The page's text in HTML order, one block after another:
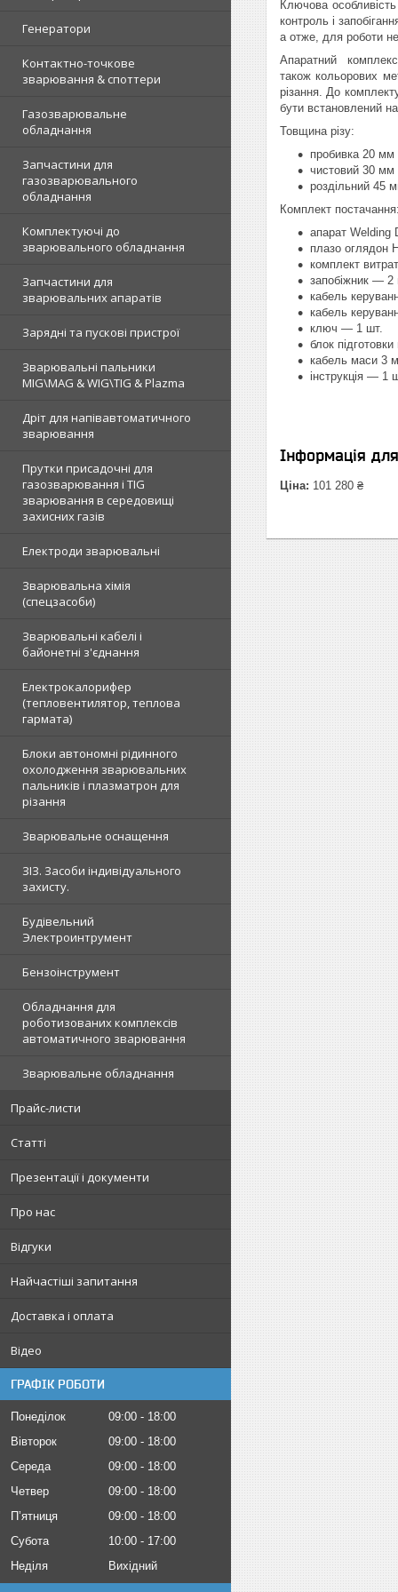
Генератори
Контактно-точкове
зварювання & споттери
Газозварювальне
обладнання
Запчастини для
газозварювального
обладнання
Комплектуючі до
зварювального обладнання
Запчастини для
зварювальних апаратів
Зарядні та пускові пристрої
Зварювальні пальники
MIG\MAG & WIG\TIG & Plazma
Дріт для напівавтоматичного
зварювання
Прутки присадочні для
газозварювання і TIG
зварювання в середовищі
захисних газів
Електроди зварювальні
Зварювальна хімія
(спецзасоби)
Зварювальні кабелі і
байонетні з'єднання
Електрокалорифер
(тепловентилятор, теплова
гармата)
Блоки автономні рідинного
охолодження зварювальних
пальників і плазматрон для
різання
Зварювальне оснащення
ЗІЗ. Засоби індивідуального
захисту.
Будівельний
Электроинтрумент
Бензоінструмент
Обладнання для
роботизованих комплексів
автоматичного зварювання
Зварювальне обладнання
Прайс-листи
Статті
Презентації і документи
Про нас
Відгуки
Найчастіші запитання
Доставка і оплата
Відео
ГРАФІК РОБОТИ
Понеділок 09:00
18:00
Вівторок
09:00
18:00
Середа
09:00
18:00
Четвер
09:00
18:00
Пʼятниця
09:00
18:00
Субота
10:00
17:00
Неділя
Вихідний
Ключова
контроль і
а отже, для роботи
Апаратний
також кольорових
різання. До
бути встановлений
Товщина різу:
пробивка 20 мм
чистовий 30 мм
роздільний 45
Комплект
апарат
плазо оглядон
комплект
запобіжник — 2
кабель
кабель
ключ — 1 шт.
блок
кабель маси 3
інструкція — 1
Інформація
Ціна: 101 280 ₴